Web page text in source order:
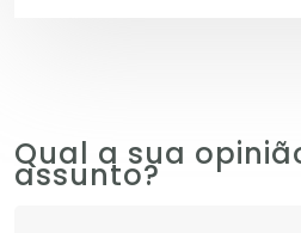
Qual a sua
assunto?